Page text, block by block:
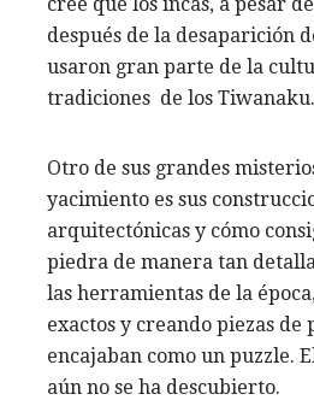
después de la desaparición
usaron gran parte de la
tradiciones de los Tiwanaku.
Otro de sus grandes
yacimiento es sus
arquitectónicas y cómo
piedra de manera tan
las herramientas de la
exactos y creando piezas de
encajaban como un puzzle.
aún no se ha descubierto.